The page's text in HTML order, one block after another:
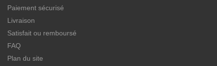
Paiement sécurisé
Livraison
Satisfait ou remboursé
FAQ
Plan du site